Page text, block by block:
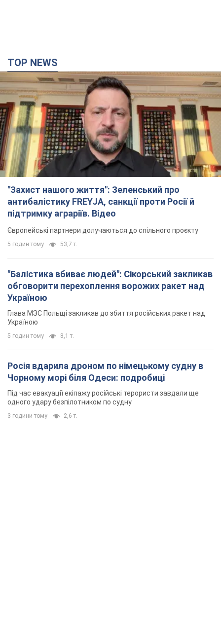
TOP NEWS
"Захист нашого життя": Зеленський про
антибалістику FREYJA, санкції проти Росії й
підтримку аграріїв. Відео
Європейські партнери долучаються до спільного проєкту
5 годин тому 53,7 т.
"Балістика вбиває людей": Сікорський закликав
обговорити перехоплення ворожих ракет над
Україною
Глава МЗС Польщі закликав до збиття російських ракет над
Україною
5 годин тому 8,1 т.
Росія вдарила дроном по німецькому судну в
Чорному морі біля Одеси: подробиці
Під час евакуації екіпажу російські терористи завдали ще
одного удару безпілотником по судну
3 години тому 2,6 т.